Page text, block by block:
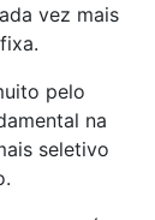
vez mais
pelo
na
seletivo